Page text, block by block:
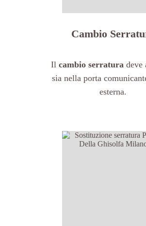
Cambio
Ilcambio serratura deve
sia nella porta
esterna.